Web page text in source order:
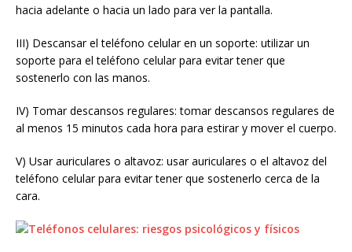
hacia adelante o hacia un lado para ver la pantalla.
III) Descansar el teléfono celular en un soporte: utilizar un
soporte para el teléfono celular para evitar tener que
sostenerlo con las manos.
IV) Tomar descansos regulares: tomar descansos regulares de
al menos 15 minutos cada hora para estirar y mover el cuerpo.
V) Usar auriculares o altavoz: usar auriculares o el altavoz del
teléfono celular para evitar tener que sostenerlo cerca de la
cara.